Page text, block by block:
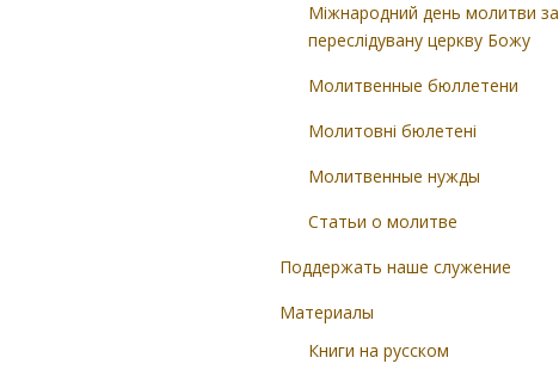
Міжнародний день молитви за
переслідувану церкву Божу
Молитвенные бюллетени
Молитовні бюлетені
Молитвенные нужды
Статьи о молитве
Поддержать наше служение
Материалы
Книги на русском